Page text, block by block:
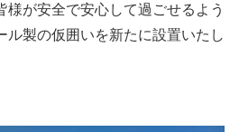
様が安全で安心して過ごせるよう
ル製の仮囲いを新たに設置いたし